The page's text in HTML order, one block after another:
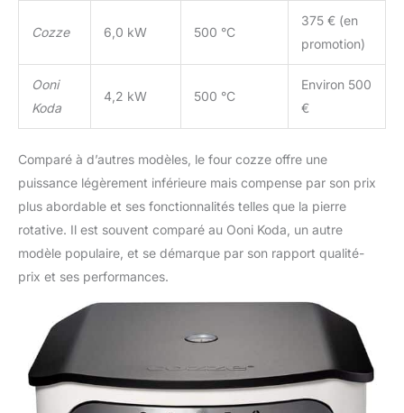
Cozze 6,0 kW 500 °C
375 € (en
promotion)
Ooni
Koda
4,2 kW 500 °C
Environ 500
€
Comparé à d’autres modèles, le four cozze offre une
puissance légèrement inférieure mais compense par son prix
plus abordable et ses fonctionnalités telles que la pierre
rotative. Il est souvent comparé au Ooni Koda, un autre
modèle populaire, et se démarque par son rapport qualité-
prix et ses performances.